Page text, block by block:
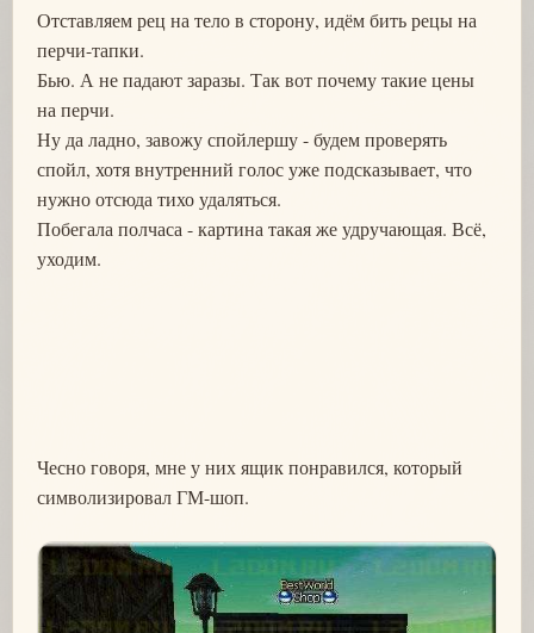
Отставляем рец на тело в сторону, идём бить рецы на
перчи-тапки.
Бью. А не падают заразы. Так вот почему такие цены
на перчи.
Ну да ладно, завожу спойлершу - будем проверять
спойл, хотя внутренний голос уже подсказывает, что
нужно отсюда тихо удаляться.
Побегала полчаса - картина такая же удручающая. Всё,
уходим.
Чесно говоря, мне у них ящик понравился, который
символизировал ГМ-шоп.